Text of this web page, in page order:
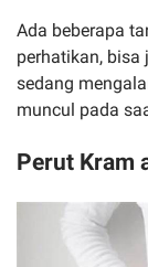
Ada beberapa
perhatikan,
sedang
muncul pada
Perut Kram